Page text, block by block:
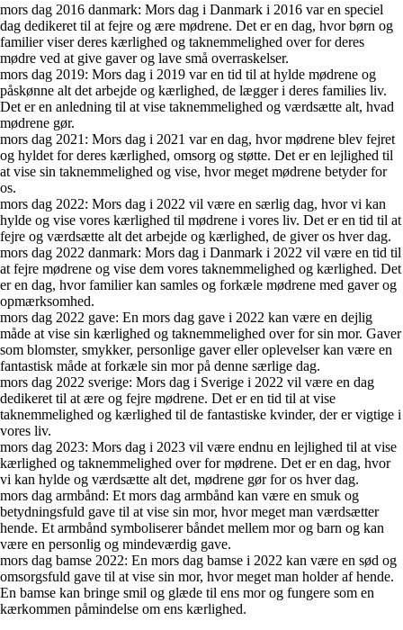
mors dag 2016 danmark: Mors dag i Danmark i 2016 var en speciel
dag dedikeret til at fejre og ære mødrene. Det er en dag, hvor børn og
familier viser deres kærlighed og taknemmelighed over for deres
mødre ved at give gaver og lave små overraskelser.
mors dag 2019: Mors dag i 2019 var en tid til at hylde mødrene og
påskønne alt det arbejde og kærlighed, de lægger i deres families liv.
Det er en anledning til at vise taknemmelighed og værdsætte alt, hvad
mødrene gør.
mors dag 2021: Mors dag i 2021 var en dag, hvor mødrene blev fejret
og hyldet for deres kærlighed, omsorg og støtte. Det er en lejlighed til
at vise sin taknemmelighed og vise, hvor meget mødrene betyder for
os.
mors dag 2022: Mors dag i 2022 vil være en særlig dag, hvor vi kan
hylde og vise vores kærlighed til mødrene i vores liv. Det er en tid til at
fejre og værdsætte alt det arbejde og kærlighed, de giver os hver dag.
mors dag 2022 danmark: Mors dag i Danmark i 2022 vil være en tid til
at fejre mødrene og vise dem vores taknemmelighed og kærlighed. Det
er en dag, hvor familier kan samles og forkæle mødrene med gaver og
opmærksomhed.
mors dag 2022 gave: En mors dag gave i 2022 kan være en dejlig
måde at vise sin kærlighed og taknemmelighed over for sin mor. Gaver
som blomster, smykker, personlige gaver eller oplevelser kan være en
fantastisk måde at forkæle sin mor på denne særlige dag.
mors dag 2022 sverige: Mors dag i Sverige i 2022 vil være en dag
dedikeret til at ære og fejre mødrene. Det er en tid til at vise
taknemmelighed og kærlighed til de fantastiske kvinder, der er vigtige i
vores liv.
mors dag 2023: Mors dag i 2023 vil være endnu en lejlighed til at vise
kærlighed og taknemmelighed over for mødrene. Det er en dag, hvor
vi kan hylde og værdsætte alt det, mødrene gør for os hver dag.
mors dag armbånd: Et mors dag armbånd kan være en smuk og
betydningsfuld gave til at vise sin mor, hvor meget man værdsætter
hende. Et armbånd symboliserer båndet mellem mor og barn og kan
være en personlig og mindeværdig gave.
mors dag bamse 2022: En mors dag bamse i 2022 kan være en sød og
omsorgsfuld gave til at vise sin mor, hvor meget man holder af hende.
En bamse kan bringe smil og glæde til ens mor og fungere som en
kærkommen påmindelse om ens kærlighed.